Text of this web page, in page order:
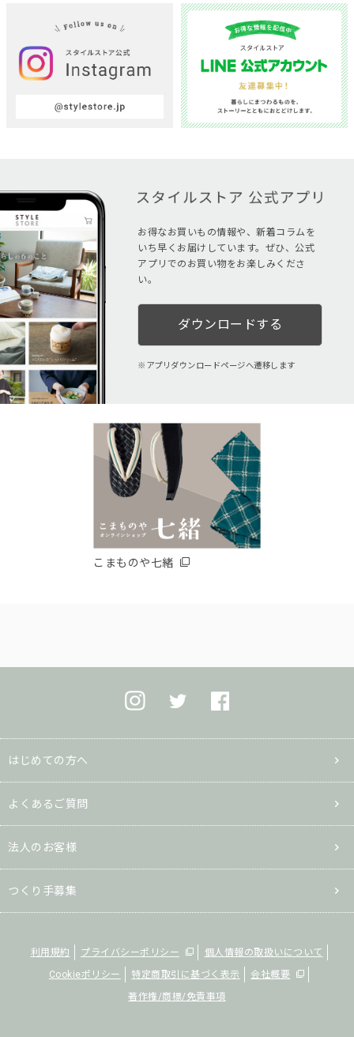
お得なお買いもの情報や、新着コラムを
いち早くお届けしています。ぜひ、公式
アプリでのお買い物をお楽しみくださ
い。
ダウンロードする
アプリダウンロードページへ遷移します
こまものや七緒
はじめての方へ
よくあるご質問
法人のお客様
つくり手募集
利用規約 プライバシーポリシー
個人情報の取扱いについて
Cookieポリシー
特定商取引に基づく表示
会社概要
著作権/商標/免責事項